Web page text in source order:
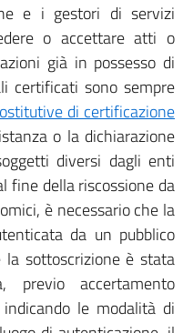
e i gestori di servizi
o accettare atti o
già in possesso di
certificati sono sempre
di certificazione
o la dichiarazione
diversi dagli enti
fine della riscossione da
è necessario che la
da un pubblico
sottoscrizione è stata
previo accertamento
le modalità di